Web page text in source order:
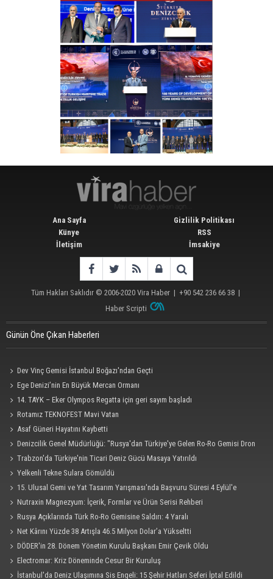
Ana Sayfa
Künye
İletişim
Gizlilik Politikası
RSS
İmsakiye
Tüm Hakları Saklıdır © 2006-2020 Vira Haber | +90 542 236 66 38 |
Haber Scripti
Günün Öne Çıkan Haberleri
Dev Vinç Gemisi İstanbul Boğazı'ndan Geçti
Ege Denizi’nin En Büyük Mercan Ormanı
14. TAYK – Eker Olympos Regatta için geri sayım başladı
Rotamız TEKNOFEST Mavi Vatan
Asaf Güneri Hayatını Kaybetti
Denizcilik Genel Müdürlüğü: "Rusya'dan Türkiye'ye Gelen Ro-Ro Gemisi Dron
Saldırısına Uğradı"
Trabzon'da Türkiye'nin Ticari Deniz Gücü Masaya Yatırıldı
Yelkenli Tekne Sulara Gömüldü
15. Ulusal Gemi ve Yat Tasarım Yarışması'nda Başvuru Süresi 4 Eylül'e
Uzatıldı
Nutraxin Magnezyum: İçerik, Formlar ve Ürün Serisi Rehberi
Rusya Açıklarında Türk Ro-Ro Gemisine Saldırı: 4 Yaralı
Net Kârını Yüzde 38 Artışla 46.5 Milyon Dolar’a Yükseltti
DÖDER'in 28. Dönem Yönetim Kurulu Başkanı Emir Çevik Oldu
Electromar: Kriz Döneminde Cesur Bir Kuruluş
İstanbul'da Deniz Ulaşımına Sis Engeli: 15 Şehir Hatları Seferi İptal Edildi